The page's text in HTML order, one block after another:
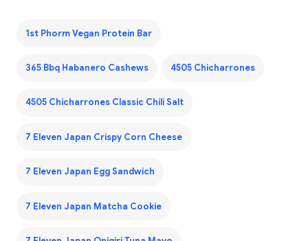
1st Phorm Vegan Protein Bar
365 Bbq Habanero Cashews 4505 Chicharrones
4505 Chicharrones Classic Chili Salt
7 Eleven Japan Crispy Corn Cheese
7 Eleven Japan Egg Sandwich
7 Eleven Japan Matcha Cookie